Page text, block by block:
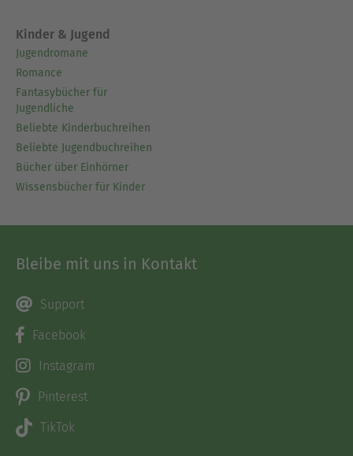
Kinder & Jugend
Jugendromane
Romance
Fantasybücher für
Jugendliche
Beliebte Kinderbuchreihen
Beliebte Jugendbuchreihen
Bücher über Einhörner
Wissensbücher für Kinder
Bleibe mit uns in Kontakt
Support
Facebook
Instagram
Pinterest
TikTok